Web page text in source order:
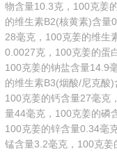
物含量10.3克，100克姜
的维生素B2(核黄素)含量
28毫克，100克姜的维生
0.0027克，100克姜的蛋
100克姜的钠盐含量14.9
的维生素B3(烟酸/尼克酸
100克姜的钙含量27毫克
量44毫克，100克姜的磷
100克姜的锌含量0.34毫
锰含量3.2毫克，100克姜